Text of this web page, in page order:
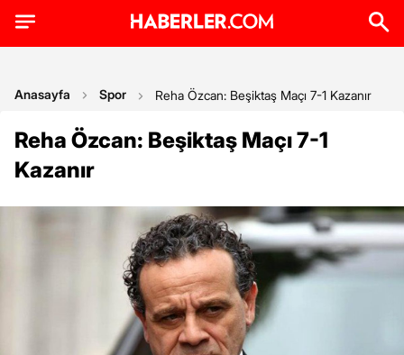
Anasayfa Spor Reha Özcan: Beşiktaş Maçı 7-1 Kazanır
Reha Özcan: Beşiktaş Maçı 7-1
Kazanır